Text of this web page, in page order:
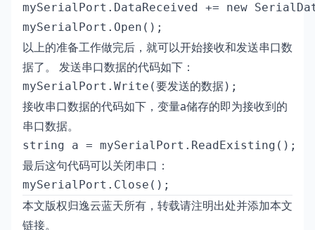
mySerialPort.DataReceived += new
mySerialPort.Open();
以上的准备工作做完后，就可以开始接收和发送串口数
据了。 发送串口数据的代码如下：
mySerialPort.Write(要发送的数据);
接收串口数据的代码如下，变量a储存的即为接收到的
串口数据。
string a = mySerialPort.ReadExisting();
最后这句代码可以关闭串口：
mySerialPort.Close();
本文版权归逸云蓝天所有，转载请注明出处并添加本文
链接。